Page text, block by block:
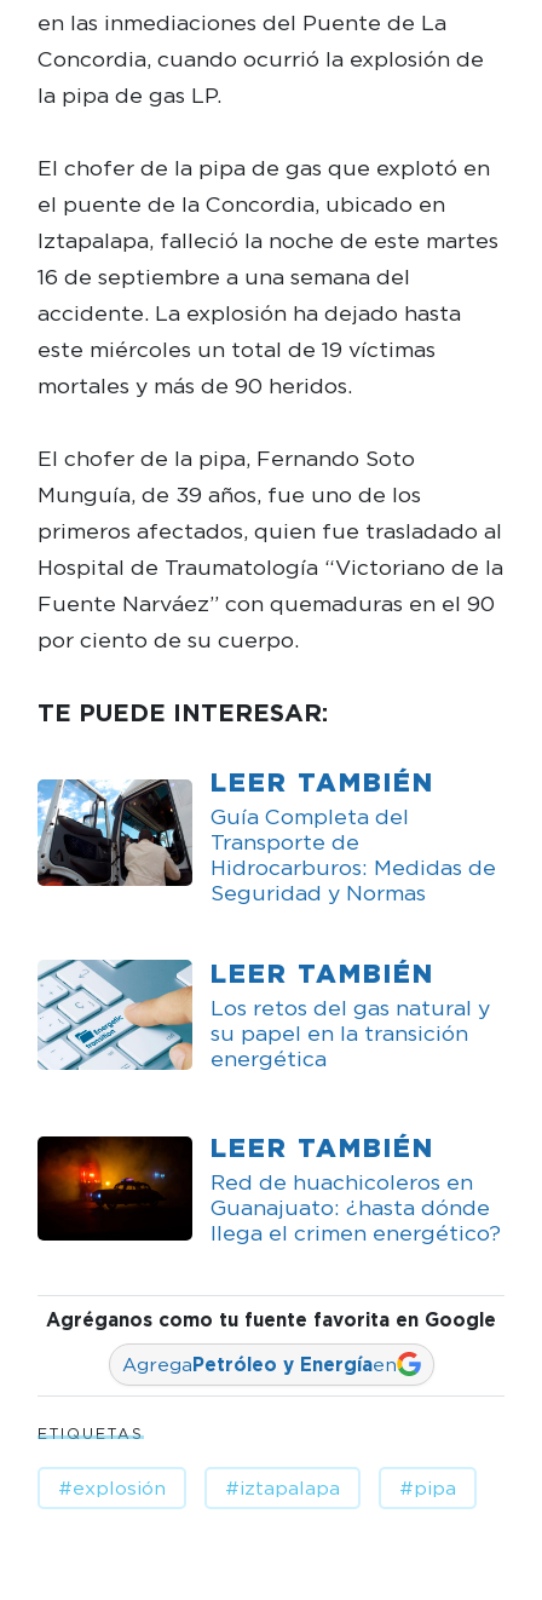
en las inmediaciones del Puente de La
Concordia, cuando ocurrió la explosión de
la pipa de gas LP.
El chofer de la pipa de gas que explotó en
el puente de la Concordia, ubicado en
Iztapalapa, falleció la noche de este martes
16 de septiembre a una semana del
accidente. La explosión ha dejado hasta
este miércoles un total de 19 víctimas
mortales y más de 90 heridos.
El chofer de la pipa, Fernando Soto
Munguía, de 39 años, fue uno de los
primeros afectados, quien fue trasladado al
Hospital de Traumatología “Victoriano de la
Fuente Narváez” con quemaduras en el 90
por ciento de su cuerpo.
TE PUEDE INTERESAR:
LEER TAMBIÉN
Guía Completa del
Transporte de
Hidrocarburos: Medidas de
Seguridad y Normas
LEER TAMBIÉN
Los retos del gas natural y
su papel en la transición
energética
LEER TAMBIÉN
Red de huachicoleros en
Guanajuato: ¿hasta dónde
llega el crimen energético?
Agréganos como tu fuente favorita en Google
AgregaPetróleo y Energíaen
ETIQUETAS
#explosión #iztapalapa #pipa